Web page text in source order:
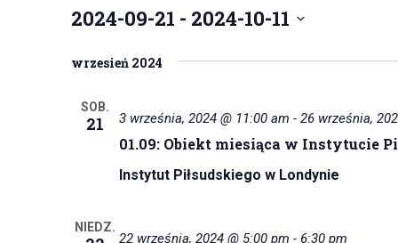
2024-09-21 - 2024-10-11
y
a
wrzesień 2024
SOB.
21
01.09: Obiekt miesiąca w Instytucie
3 września, 2024 @ 11:00 am - 26 września,
Instytut Piłsudskiego w Londynie
NIEDZ.
22 września, 2024 @ 5:00 pm - 6:30 pm